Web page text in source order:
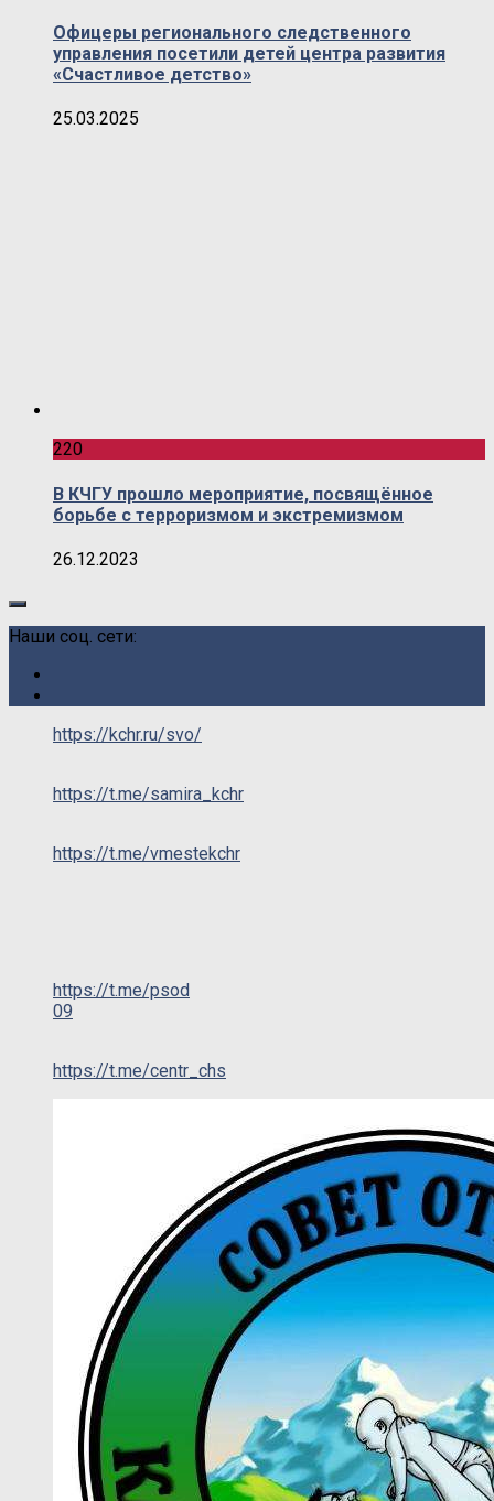
Офицеры регионального следственного
управления посетили детей центра развития
«Счастливое детство»
25.03.2025
220
В КЧГУ прошло мероприятие, посвящённое
борьбе с терроризмом и экстремизмом
26.12.2023
Наши соц. сети:
https://kchr.ru/svo/
https://t.me/samira_kchr
https://t.me/vmestekchr
https://t.me/psod
09
https://t.me/centr_chs